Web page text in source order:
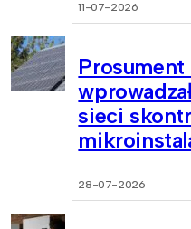
11-07-2026
Prosument
sieci
28-07-2026